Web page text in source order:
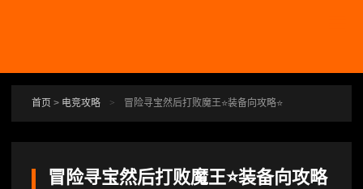
首页 > 电竞攻略 > 冒险寻宝然后打败魔王⭐装备向攻略⭐
冒险寻宝然后打败魔王⭐装备向攻略